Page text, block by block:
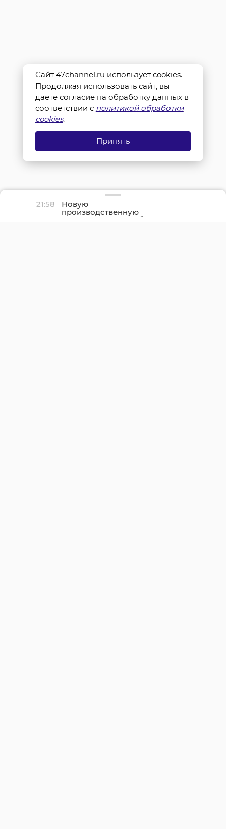
21:58 Новую
производственную
площадку птицефабрики
Сайт 47channel.ru использует cookies.
Продолжая использовать сайт, вы
даете согласие на обработку данных в
соответствии с политикой обработки
cookies.
Принять